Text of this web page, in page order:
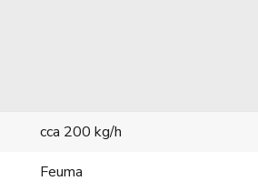
cca 200 kg/h
Feuma